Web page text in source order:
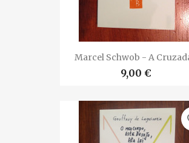
Marcel Schwob - A
9,00 €